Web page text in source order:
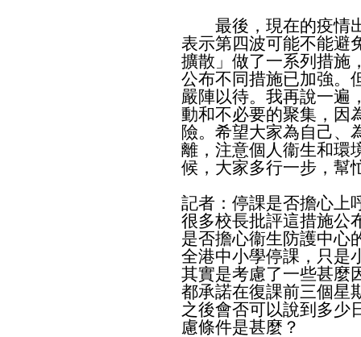
最後，現在的疫情出
表示第四波可能不能避
擴散」做了一系列措施
公布不同措施已加強。
嚴陣以待。我再說一遍
動和不必要的聚集，因
險。希望大家為自己、
離，注意個人衞生和環
候，大家多行一步，幫
記者：停課是否擔心上
很多校長批評這措施公
是否擔心衞生防護中心
全港中小學停課，只是
其實是考慮了一些甚麼
都承諾在復課前三個星
之後會否可以說到多少
慮條件是甚麼？